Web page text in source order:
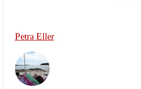
Petra Eller